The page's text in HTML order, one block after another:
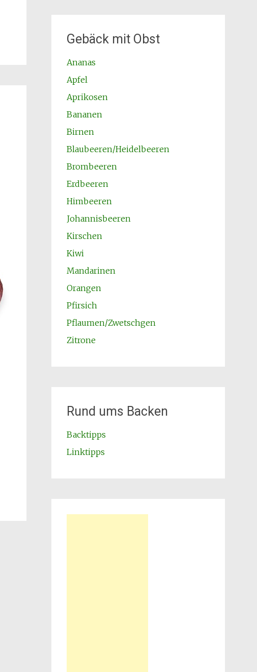
Gebäck mit Obst
Ananas
Apfel
Aprikosen
Bananen
Birnen
Blaubeeren/Heidelbeeren
Brombeeren
Erdbeeren
Himbeeren
Johannisbeeren
Kirschen
Kiwi
Mandarinen
Orangen
Pfirsich
Pflaumen/Zwetschgen
Zitrone
Rund ums Backen
Backtipps
Linktipps